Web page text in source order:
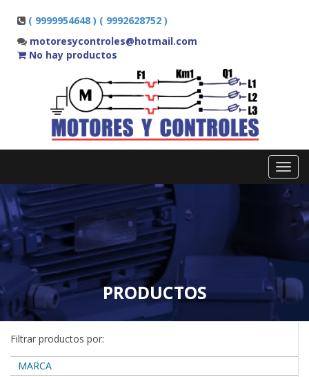
( 9999954648 ) ( 9992628752 )
motoresycontroles@hotmail.com
No hay productos
PRODUCTOS
Filtrar productos por:
MARCA